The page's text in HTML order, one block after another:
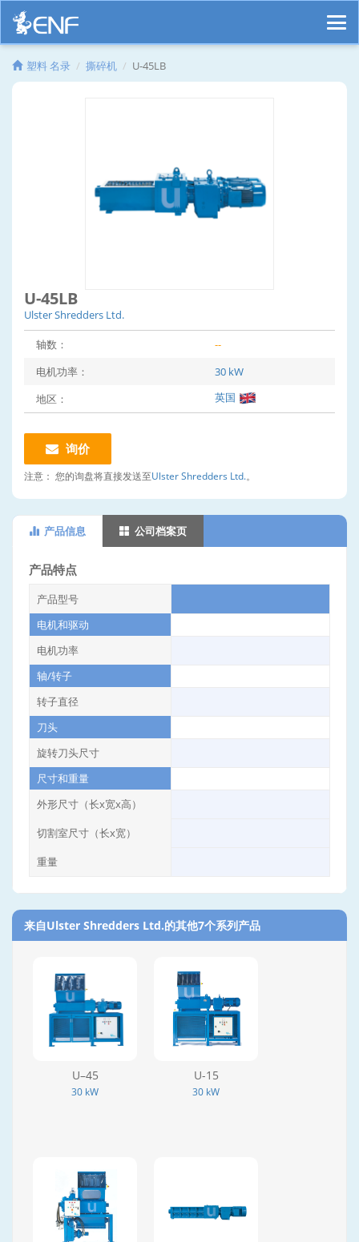
塑料 名录 撕碎机 U-45LB
U-45LB
Ulster Shredders Ltd.
轴数：
--
电机功率：
30 kW
地区：
英国
询价
注意： 您的询盘将直接发送至Ulster Shredders Ltd.。
产品信息 公司档案页
产品特点
产品型号
电机和驱动
电机功率
轴/转子
转子直径
刀头
旋转刀头尺寸
尺寸和重量
外形尺寸（长x宽x高）
切割室尺寸（长x宽）
重量
来自Ulster Shredders Ltd.的其他7个系列产品‎
U–45
30 kW
U-15
30 kW